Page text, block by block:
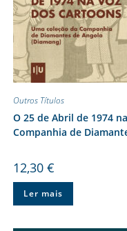
Outros Títulos
O 25 de Abril de 1974
Companhia de
12,30 €
Ler mais